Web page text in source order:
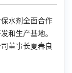
水剂全面合作
和生产基地。
董事长夏春良